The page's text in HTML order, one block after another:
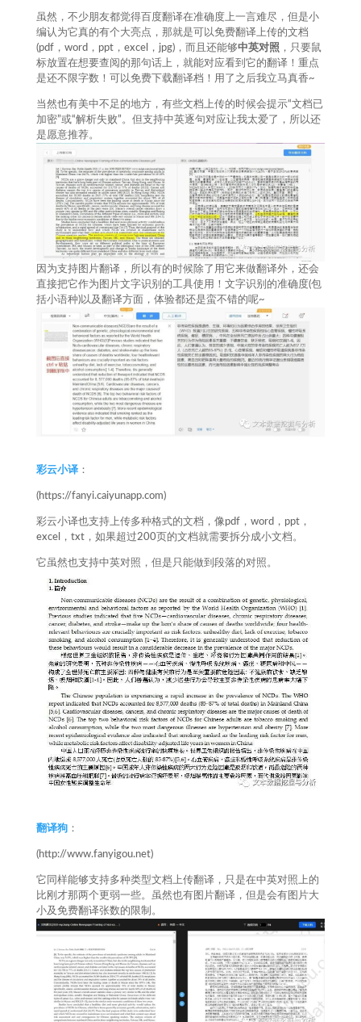
虽然，不少朋友都觉得百度翻译在准确度上一言难尽，但是小
编认为它真的有个大亮点，那就是可以免费翻译上传的文档
(pdf，word，ppt，excel，jpg)，而且还能够中英对照 ，只要鼠
标放置在想要查阅的那句话上，就能对应看到它的翻译！重点
是还不限字数！可以免费下载翻译档！用了之后我立马真香~
当然也有美中不足的地方，有些文档上传的时候会提示“文档已
加密”或“解析失败”。但支持中英逐句对应让我太爱了，所以还
是愿意推荐。
因为支持图片翻译，所以有的时候除了用它来做翻译外，还会
直接把它作为图片文字识别的工具使用！文字识别的准确度(包
括小语种)以及翻译方面，体验都还是蛮不错的呢~
彩云小译：
(https://fanyi.caiyunapp.com)
彩云小译也支持上传多种格式的文档，像pdf，word，ppt，
excel，txt，如果超过200页的文档就需要拆分成小文档。
它虽然也支持中英对照，但是只能做到段落的对照。
翻译狗 ：
(http://www.fanyigou.net)
它同样能够支持多种类型文档上传翻译，只是在中英对照上的
比刚才那两个更弱一些。虽然也有图片翻译，但是会有图片大
小及免费翻译张数的限制。